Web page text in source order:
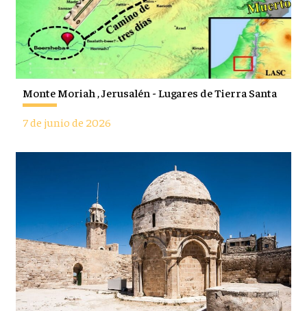
Monte Moriah , Jerusalén - Lugares de Tierra Santa
7 de junio de 2026